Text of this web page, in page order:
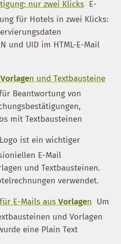
nur zwei Klicks E-
für Hotels in zwei Klicks:
und UID im HTML-E-Mail
Vorlagen und Textbausteine
Beantwortung von
mit Textbausteinen
ist ein wichtiger
E-Mail
und Textbausteinen.
verwendet.
E-Mails aus Vorlagen Um
und Vorlagen
eine Plain Text